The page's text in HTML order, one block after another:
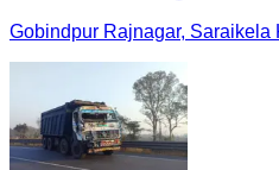
Gobindpur Rajnagar, Saraikela